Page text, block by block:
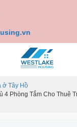
ở Tây Hồ
4 Phòng Tắm Cho Thuê